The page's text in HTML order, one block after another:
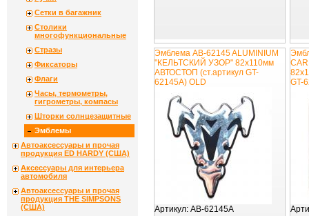
Эмблема AB-62145 ALUMINIUM
"КЕЛЬТСКИЙ УЗОР" 82х110мм
АВТОСТОП (ст.артикул GT-
62145A) OLD
Артикул: AB-62145A
GT-
Сетки в багажник
Столики
многофункциональные
Стразы
Фиксаторы
Флаги
Часы, термометры,
гигрометры, компасы
Шторки солнцезащитные
Эмблемы
Автоаксессуары и прочая
продукция ED HARDY (США)
Аксессуары для интерьера
автомобиля
Автоаксессуары и прочая
продукция THE SIMPSONS
(США)